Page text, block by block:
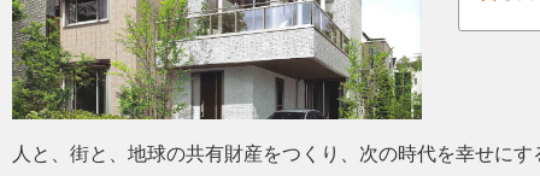
人と、街と、地球の共有財産をつくり、次の時代を幸せに